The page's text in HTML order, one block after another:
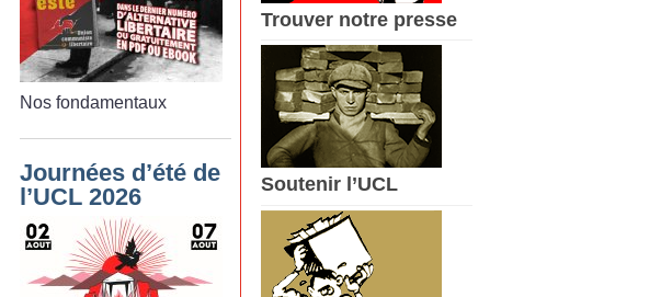
Nos fondamentaux
Journées d’été de
l’UCL 2026
Trouver notre presse
Soutenir l’UCL